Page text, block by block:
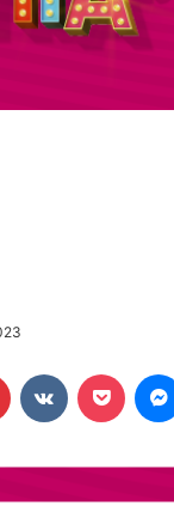
Pinterest Pocket